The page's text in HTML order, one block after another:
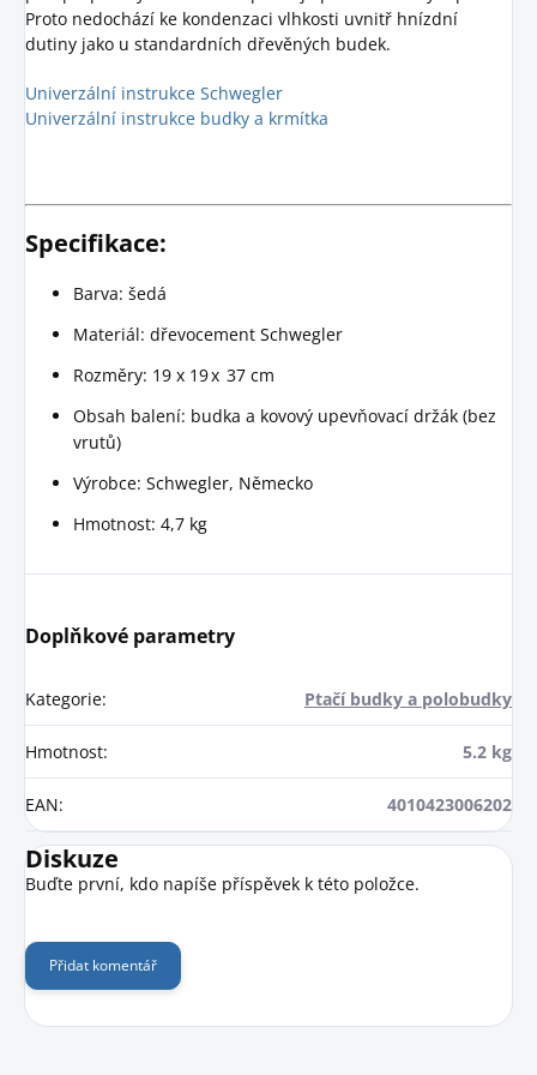
Proto nedochází ke kondenzaci vlhkosti uvnitř hnízdní
dutiny jako u standardních dřevěných budek.
Univerzální instrukce Schwegler
Univerzální instrukce budky a krmítka
Specifikace:
Barva: šedá
Materiál: dřevocement Schwegler
Rozměry: 19 x 19 x 37 cm
Obsah balení: budka a kovový upevňovací držák (bez
vrutů)
Výrobce: Schwegler, Německo
Hmotnost: 4,7 kg
Doplňkové parametry
Kategorie: Ptačí budky a polobudky
Hmotnost: 5.2 kg
EAN: 4010423006202
Diskuze
Buďte první, kdo napíše příspěvek k této položce.
Přidat komentář